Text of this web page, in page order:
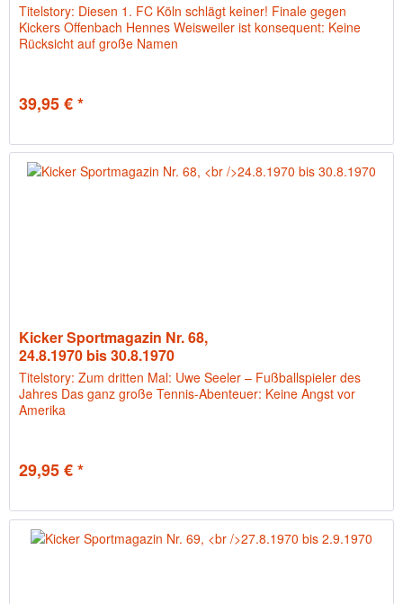
Titelstory: Diesen 1. FC Köln schlägt keiner! Finale gegen
Kickers Offenbach Hennes Weisweiler ist konsequent: Keine
Rücksicht auf große Namen
39,95 € *
Kicker Sportmagazin Nr. 68,
24.8.1970 bis 30.8.1970
Titelstory: Zum dritten Mal: Uwe Seeler – Fußballspieler des
Jahres Das ganz große Tennis-Abenteuer: Keine Angst vor
Amerika
29,95 € *